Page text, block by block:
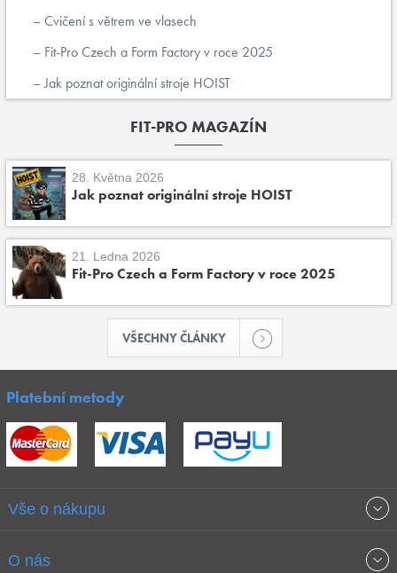
Cvičení s větrem ve vlasech
Fit-Pro Czech a Form Factory v roce 2025
Jak poznat originální stroje HOIST
FIT-PRO MAGAZÍN
28. Května 2026
Jak poznat originální stroje HOIST
21. Ledna 2026
Fit-Pro Czech a Form Factory v roce 2025
VŠECHNY ČLÁNKY
Platební metody
Vše o nákupu
Obchodní podmínky
O nás